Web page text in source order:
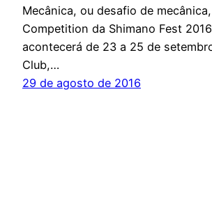
Mecânica, ou desafio de
Competition da Shimano Fest
acontecerá de 23 a 25 de
Club,…
29 de agosto de 2016